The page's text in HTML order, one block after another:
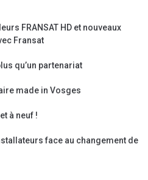
FRANSAT HD et nouveaux
Fransat
qu’un partenariat
made in Vosges
à neuf !
face au changement de